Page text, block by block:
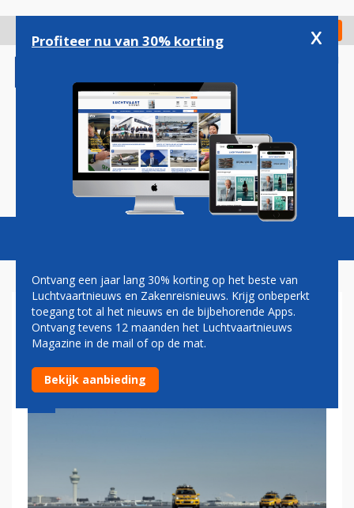
gaan
Check in
Magazine Podcasts Vacatures
OVERLAST DOOR SNEEUW OP
SCHIPHOL EN ELDERS
Profiteer nu van 30% korting x
Ontvang een jaar lang 30% korting op het beste van
Luchtvaartnieuws en Zakenreisnieuws. Krijg onbeperkt
toegang tot al het nieuws en de bijbehorende Apps.
Ontvang tevens 12 maanden het Luchtvaartnieuws
Magazine in de mail of op de mat.
Bekijk aanbieding